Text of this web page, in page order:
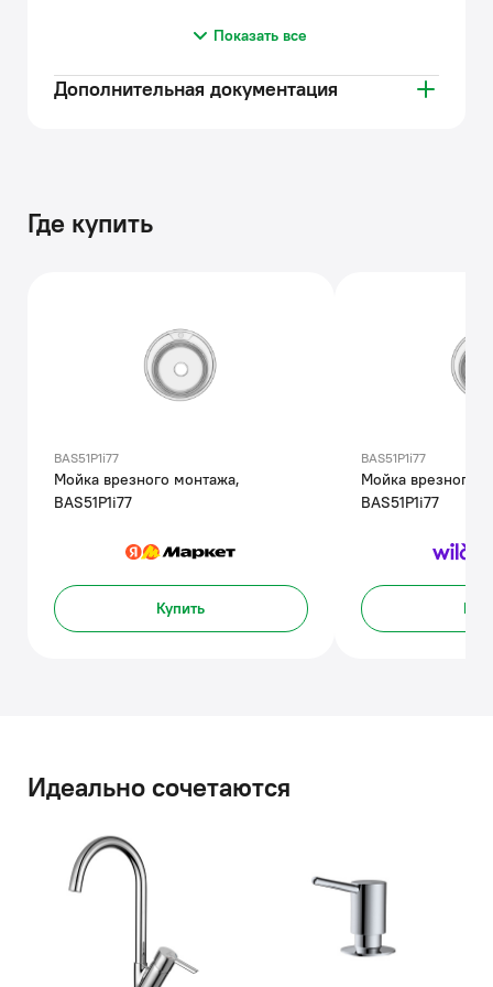
Показать все
Дополнительная документация
Где купить
BAS51P1i77
Мойка врезного монтажа,
BAS51P1i77
Купить
BAS51P1i77
Мойка врезного
BAS51P1i77
Идеально сочетаются